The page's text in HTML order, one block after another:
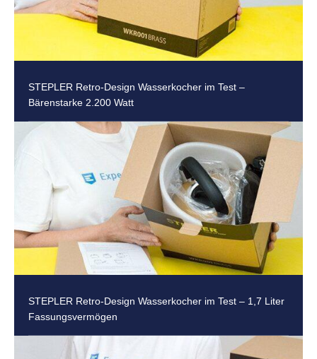
STEPLER Retro-Design Wasserkocher im Test –
Bärenstarke 2.200 Watt
STEPLER Retro-Design Wasserkocher im Test – 1,7 Liter
Fassungsvermögen